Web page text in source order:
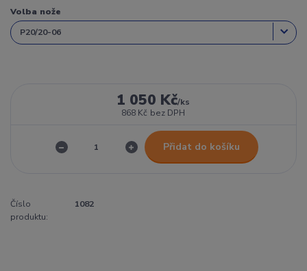
Volba nože
1 050 Kč/ks
868 Kč bez DPH
Přidat do košíku
Číslo
produktu:
1082